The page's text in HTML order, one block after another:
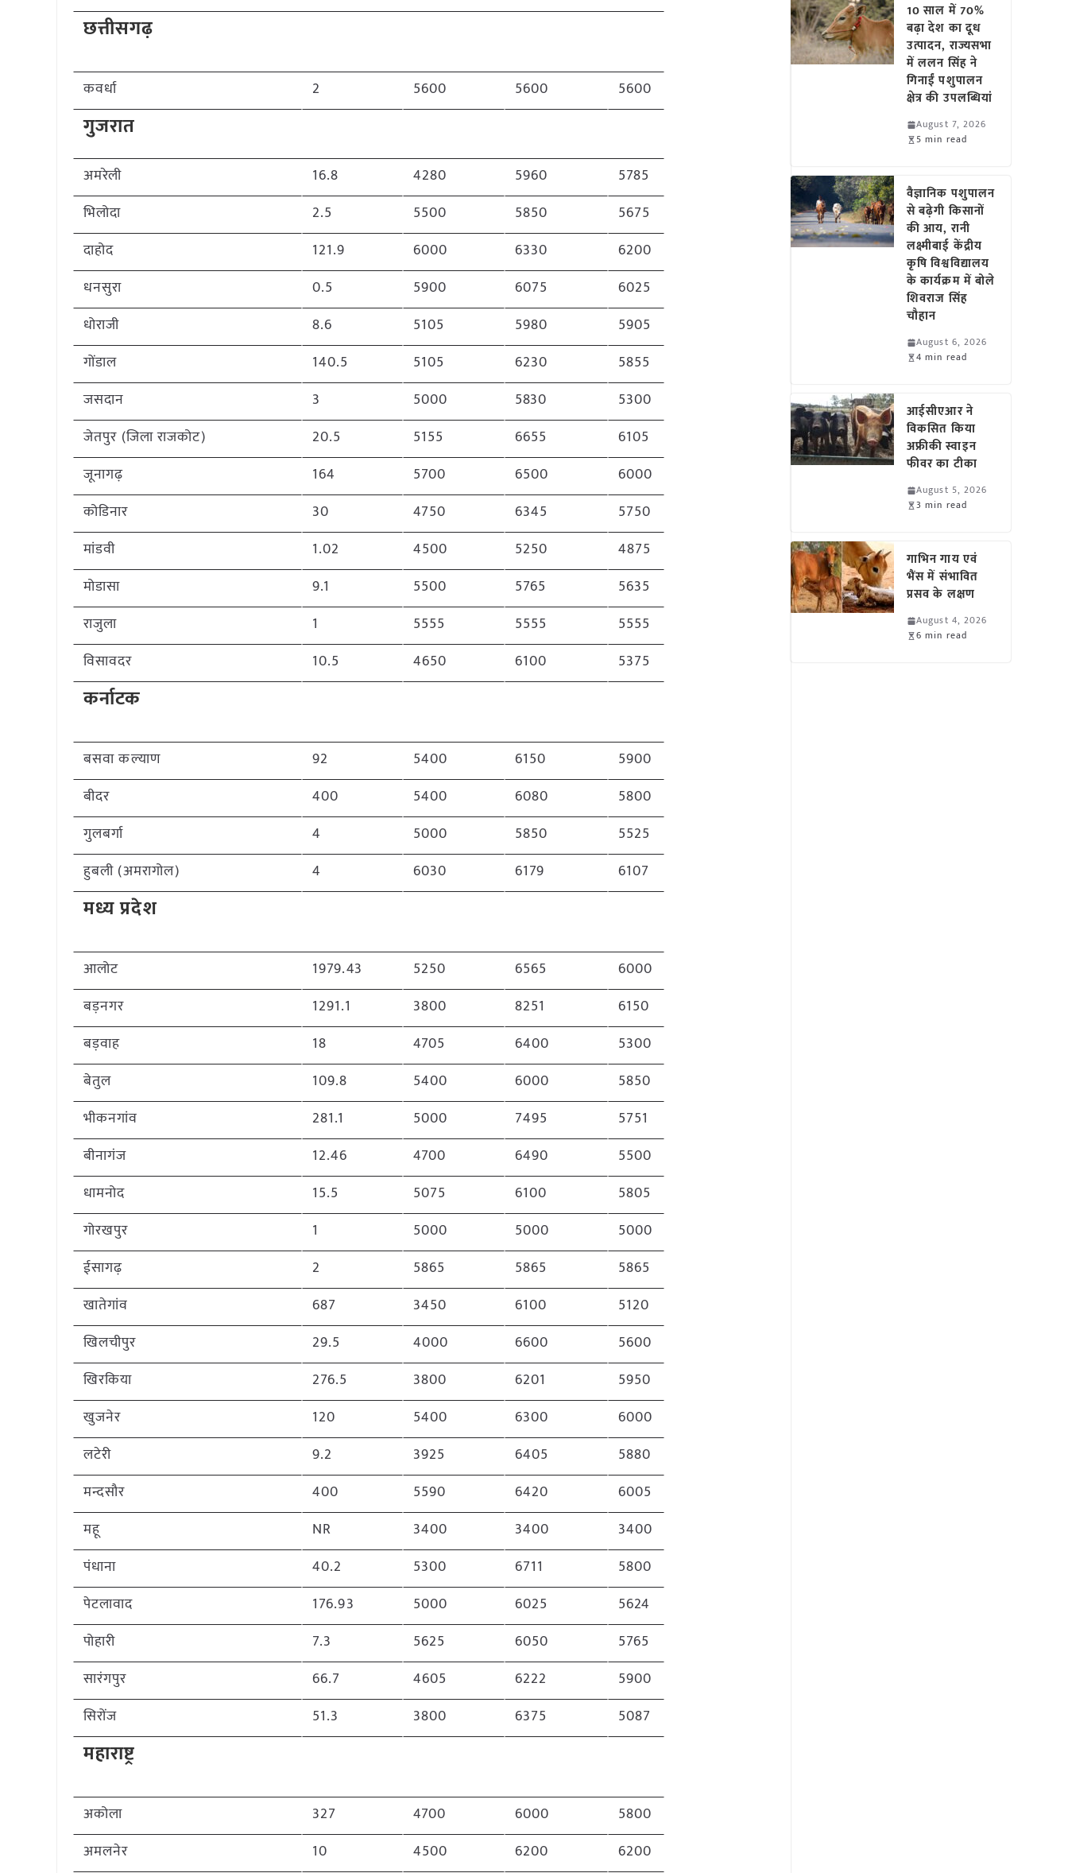
छत्तीसगढ़
कवर्धा 2 5600 5600 5600
गुजरात
अमरेली 16.8 4280 5960
5785
भिलोदा
2.5 5500 5850
5675
दाहोद
121.9 6000 6330
6200
धनसुरा
0.5 5900 6075
6025
धोराजी
8.6 5105 5980
5905
गोंडाल
140.5 5105 6230
5855
जसदान
3 5000 5830
5300
जेतपुर (जिला राजकोट)
20.5 5155 6655
6105
जूनागढ़
164 5700 6500
6000
कोडिनार
30 4750 6345
5750
मांडवी
1.02 4500 5250
4875
मोडासा
9.1 5500 5765
5635
राजुला
1 5555 5555
5555
विसावदर
10.5 4650 6100 5375
कर्नाटक
बसवा कल्याण 92 5400 6150
5900
बीदर
400 5400 6080
5800
गुलबर्गा
4 5000 5850
5525
हुबली (अमरागोल)
4 6030 6179 6107
मध्य प्रदेश
आलोट 1979.43 5250 6565
6000
बड़नगर
1291.1 3800 8251
6150
बड़वाह
18 4705 6400
5300
बेतुल
109.8 5400 6000
5850
भीकनगांव
281.1 5000 7495
5751
बीनागंज
12.46 4700 6490
5500
धामनोद
15.5 5075 6100
5805
गोरखपुर
1 5000 5000
5000
ईसागढ़
2 5865 5865
5865
खातेगांव
687 3450 6100
5120
खिलचीपुर
29.5 4000 6600
5600
खिरकिया
276.5 3800 6201
5950
खुजनेर
120 5400 6300
6000
लटेरी
9.2 3925 6405
5880
मन्दसौर
400 5590 6420
6005
महू
NR 3400 3400
3400
पंधाना
40.2 5300 6711
5800
पेटलावाद
176.93 5000 6025
5624
पोहारी
7.3 5625 6050
5765
सारंगपुर
66.7 4605 6222
5900
सिरोंज
51.3 3800 6375 5087
महाराष्ट्र
अकोला 327 4700 6000
5800
अमलनेर
10 4500 6200 6200
10 साल में 70%
बढ़ा देश का दूध
उत्पादन, राज्यसभा
में ललन सिंह ने
गिनाईं पशुपालन
क्षेत्र की उपलब्धियां
August 7, 2026
5 min read
वैज्ञानिक पशुपालन
से बढ़ेगी किसानों
की आय, रानी
लक्ष्मीबाई केंद्रीय
कृषि विश्वविद्यालय
के कार्यक्रम में बोले
शिवराज सिंह
चौहान
August 6, 2026
4 min read
आईसीएआर ने
विकसित किया
अफ्रीकी स्वाइन
फीवर का टीका
August 5, 2026
3 min read
गाभिन गाय एवं
भैंस में संभावित
प्रसव के लक्षण
August 4, 2026
6 min read